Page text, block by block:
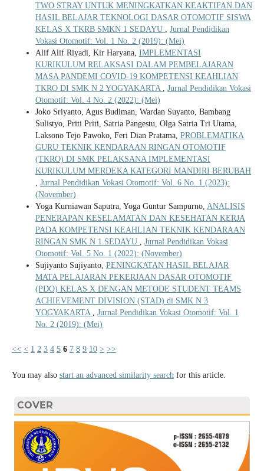
TWO STRAY UNTUK MENINGKATKAN KEAKTIFAN DAN
HASIL BELAJAR TEKNOLOGI DASAR OTOMOTIF SISWA
KELAS X TKRB SMKN 1 SEDAYU
Jurnal Pendidikan
Vokasi Otomotif: Vol. 1 No. 2 (2019): (Mei)
Alif Alif Riyadi, Kir Haryana, IMPLEMENTASI
KURIKULUM RELAKSASI DALAM PEMBELAJARAN
MASA PANDEMI COVID-19 KOMPETENSI KEAHLIAN
TKRO DI SMK N 2 YOGYAKARTA
Jurnal Pendidikan Vokasi
Otomotif: Vol. 4 No. 2 (2022): (Mei)
Joko Sriyanto, Agus Budiman, Wardan Suyanto, Bambang
Sulistyo, Priti Priti, Satria Pangestu, Olga Satria Tri Utama,
Laksono Tejo Pawoko, Feri Dian Pratama, PROBLEMATIKA
GURU TEKNIK KENDARAAN RINGAN OTOMOTIF
(TKRO) DI SMK PELAKSANA IMPLEMENTASI
KURIKULUM MERDEKA KATEGORI MANDIRI BERUBAH
Jurnal Pendidikan Vokasi Otomotif: Vol. 6 No. 1 (2023):
(November)
Yoga Kurniawan Saputra, Yoga Guntur Sampurno, ANALISIS
PENERAPAN KESELAMATAN DAN KESEHATAN KERJA
PADA KOMPETENSI KEAHLIAN TEKNIK KENDARAAN
RINGAN SMK N 1 SEDAYU
Jurnal Pendidikan Vokasi
Otomotif: Vol. 5 No. 1 (2022): (November)
Sujiyanto Sujiyanto, PENINGKATAN HASIL BELAJAR
MATA PELAJARAN PEKERJAAN DASAR OTOMOTIF
(PDO) KELAS X DENGAN METODE STUDENT TEAMS
ACHIEVEMENT DIVISION (STAD) di SMK N 3
YOGYAKARTA
Jurnal Pendidikan Vokasi Otomotif: Vol. 1
No. 2 (2019): (Mei)
<< < 1 2 3 4 5 6 7 8 9 10 > >>
You may also start an advanced similarity search for this article.
COVER